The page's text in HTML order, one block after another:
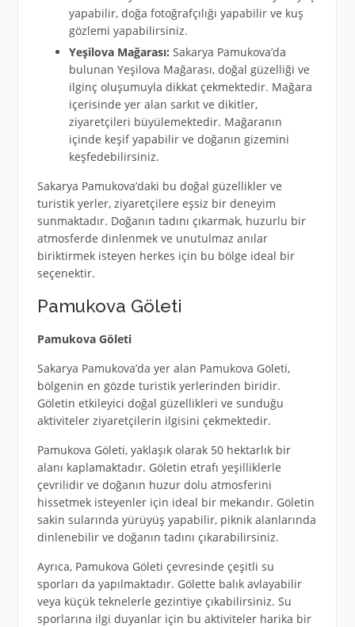
yapabilir, doğa fotoğrafçılığı yapabilir ve kuş
gözlemi yapabilirsiniz.
Yeşilova Mağarası: Sakarya Pamukova’da
bulunan Yeşilova Mağarası, doğal güzelliği ve
ilginç oluşumuyla dikkat çekmektedir. Mağara
içerisinde yer alan sarkıt ve dikitler,
ziyaretçileri büyülemektedir. Mağaranın
içinde keşif yapabilir ve doğanın gizemini
keşfedebilirsiniz.
Sakarya Pamukova’daki bu doğal güzellikler ve
turistik yerler, ziyaretçilere eşsiz bir deneyim
sunmaktadır. Doğanın tadını çıkarmak, huzurlu bir
atmosferde dinlenmek ve unutulmaz anılar
biriktirmek isteyen herkes için bu bölge ideal bir
seçenektir.
Pamukova Göleti
Pamukova Göleti
Sakarya Pamukova’da yer alan Pamukova Göleti,
bölgenin en gözde turistik yerlerinden biridir.
Göletin etkileyici doğal güzellikleri ve sunduğu
aktiviteler ziyaretçilerin ilgisini çekmektedir.
Pamukova Göleti, yaklaşık olarak 50 hektarlık bir
alanı kaplamaktadır. Göletin etrafı yeşilliklerle
çevrilidir ve doğanın huzur dolu atmosferini
hissetmek isteyenler için ideal bir mekandır. Göletin
sakin sularında yürüyüş yapabilir, piknik alanlarında
dinlenebilir ve doğanın tadını çıkarabilirsiniz.
Ayrıca, Pamukova Göleti çevresinde çeşitli su
sporları da yapılmaktadır. Gölette balık avlayabilir
veya küçük teknelerle gezintiye çıkabilirsiniz. Su
sporlarına ilgi duyanlar için bu aktiviteler harika bir